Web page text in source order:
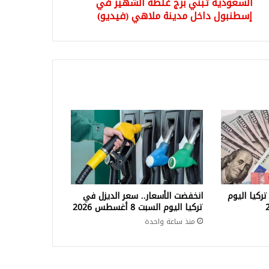
إسطنبول داخل مدينة ملاهي (فيديو)
اليوم انخفضت الأسعار.. سعر الديزل في
تركيا اليوم السبت 8 أغسطس 2026
منذ ساعة واحدة